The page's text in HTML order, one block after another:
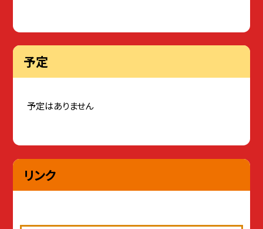
予定
予定はありません
リンク